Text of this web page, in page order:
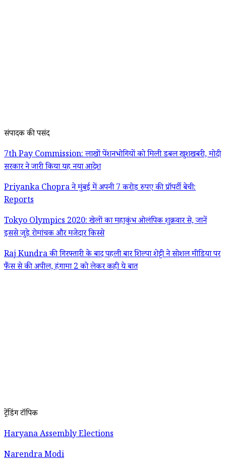
संपादक की पसंद
7th Pay Commission: लाखों पेंशनभोगियों को मिली डबल खुशखबरी, मोदी
सरकार ने जारी किया यह नया आदेश
Priyanka Chopra ने मुंबई में अपनी 7 करोड़ रुपए की प्रॉपर्टी बेची:
Reports
Tokyo Olympics 2020: खेलों का महाकुंभ ओलंपिक शुक्रवार से, जानें
इससे जुड़े रोमांचक और मजेदार किस्से
Raj Kundra की गिरफ्तारी के बाद पहली बार शिल्पा शेट्टी ने सोशल मीडिया पर
फैंस से की अपील, हंगामा 2 को लेकर कही ये बात
ट्रेंडिंग टॉपिक
Haryana Assembly Elections
Narendra Modi